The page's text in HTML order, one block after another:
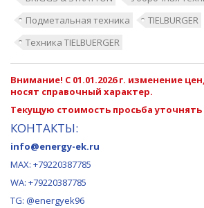
Подметальная техника
TIELBURGER
Техника TIELBUERGER
Внимание! С 01.01.2026 г. изменение
носят справочный характер.
Текущую стоимость просьба
КОНТАКТЫ:
info@energy-ek.ru
MAX: +79220387785
WA: +79220387785
TG: @energyek96